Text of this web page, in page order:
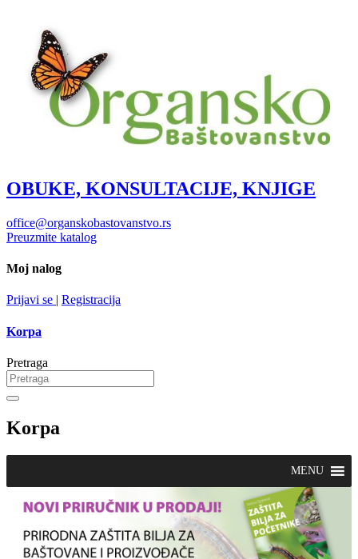
OBUKE, KONSULTACIJE, KNJIGE
office@organskobastovanstvo.rs
Preuzmite katalog
Moj nalog
Prijavi se | Registracija
Korpa
Pretraga
Korpa
MENU